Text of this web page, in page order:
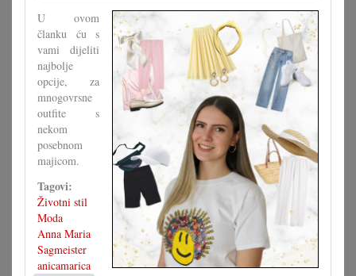
U ovom
članku ću s
vami dijeliti
najbolje
opcije, za
mnogovrsne
outfite s
nekom
posebnom
majicom.
Tagovi:
Životni stil
Moda
Anna Maria
Sagmeister
anicamarica